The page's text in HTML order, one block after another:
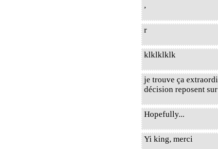
,
r
klklklklk
je trouve ça
décision reposent
Hopefully...
Yi king, merci